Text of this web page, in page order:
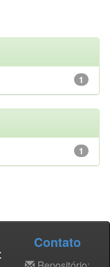
1
1
Contato